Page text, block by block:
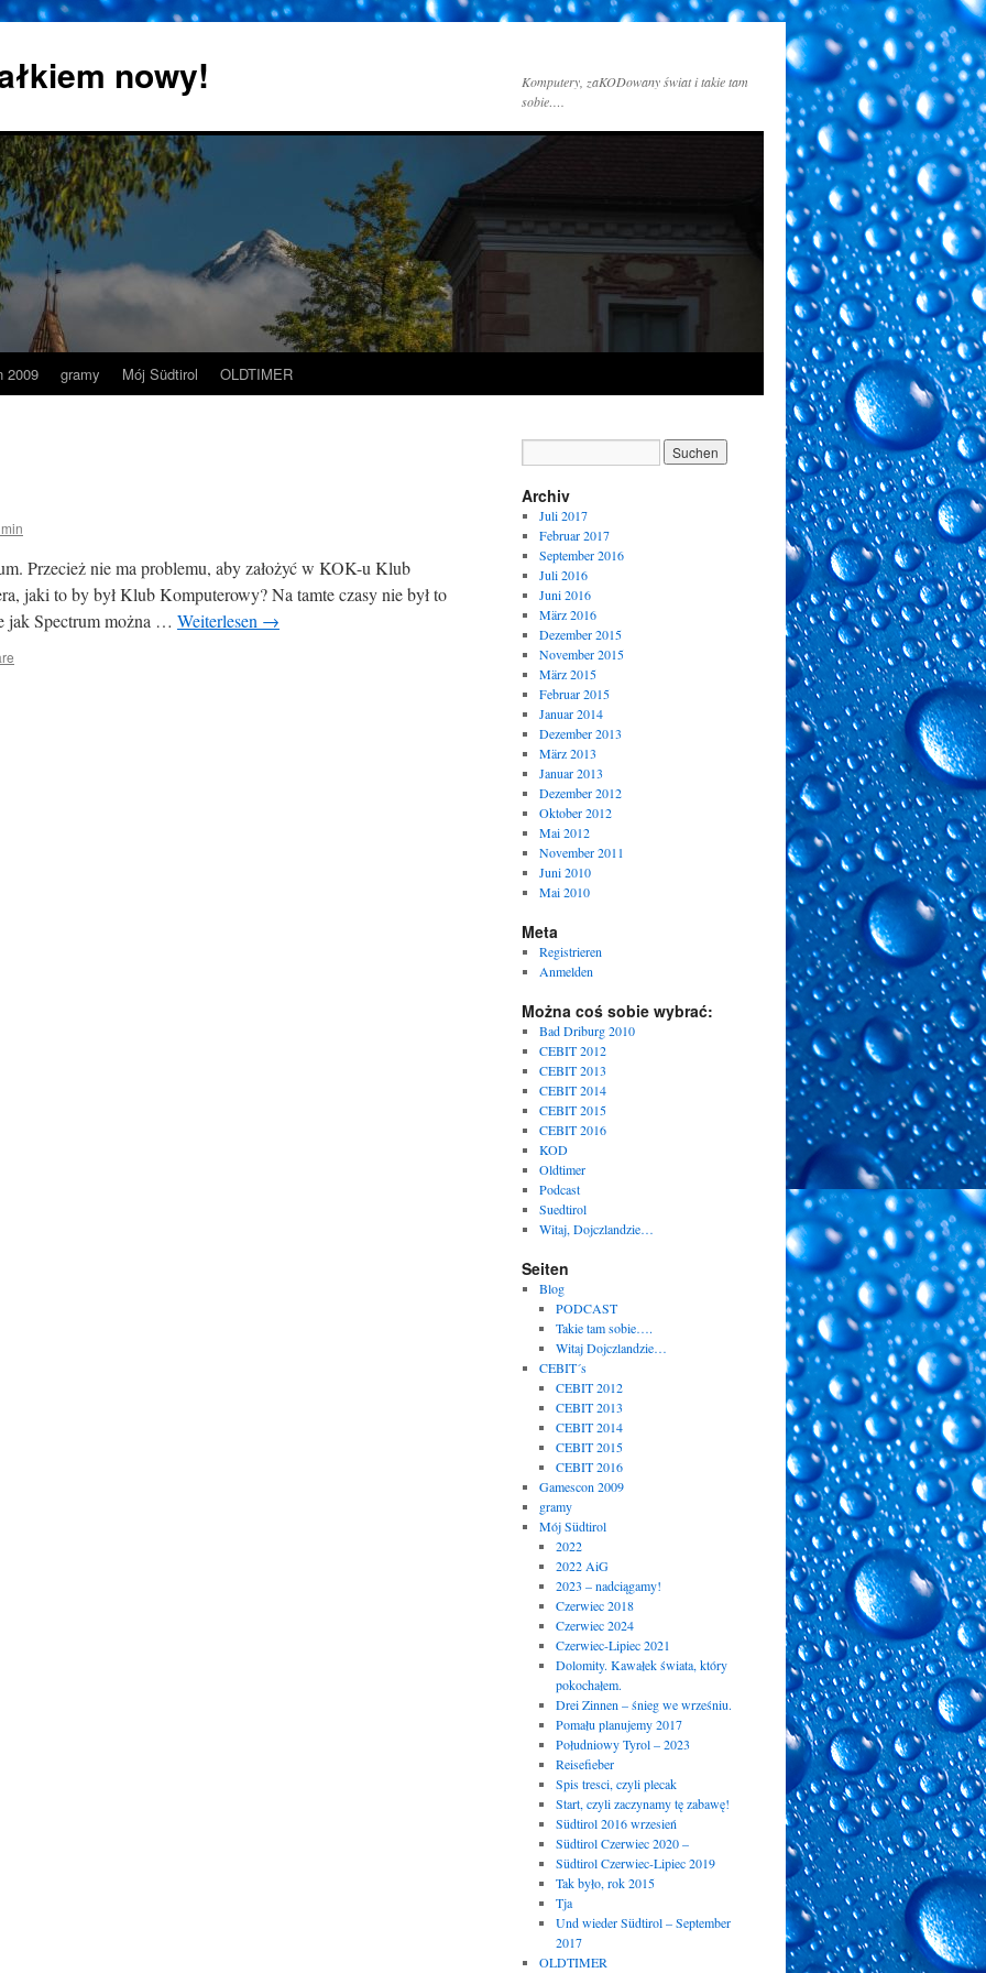
nowy!
Komputery, zaKODowany świat i takie tam
sobie….
2009 gramy Mój Südtirol OLDTIMER
Przecież nie ma problemu, aby założyć w KOK-u Klub
jaki to by był Klub Komputerowy? Na tamte czasy nie był to
jak Spectrum można … Weiterlesen →
Archiv
Juli 2017
Februar 2017
September 2016
Juli 2016
Juni 2016
März 2016
Dezember 2015
November 2015
März 2015
Februar 2015
Januar 2014
Dezember 2013
März 2013
Januar 2013
Dezember 2012
Oktober 2012
Mai 2012
November 2011
Juni 2010
Mai 2010
Meta
Registrieren
Anmelden
Można coś sobie wybrać:
Bad Driburg 2010
CEBIT 2012
CEBIT 2013
CEBIT 2014
CEBIT 2015
CEBIT 2016
KOD
Oldtimer
Podcast
Suedtirol
Witaj, Dojczlandzie…
Seiten
Blog
PODCAST
Takie tam sobie….
Witaj Dojczlandzie…
CEBIT´s
CEBIT 2012
CEBIT 2013
CEBIT 2014
CEBIT 2015
CEBIT 2016
Gamescon 2009
gramy
Mój Südtirol
2022
2022 AiG
2023 – nadciągamy!
Czerwiec 2018
Czerwiec 2024
Czerwiec-Lipiec 2021
Dolomity. Kawałek świata, który
pokochałem.
Drei Zinnen – śnieg we wrześniu.
Pomału planujemy 2017
Południowy Tyrol – 2023
Reisefieber
Spis tresci, czyli plecak
Start, czyli zaczynamy tę zabawę!
Südtirol 2016 wrzesień
Südtirol Czerwiec 2020 –
Südtirol Czerwiec-Lipiec 2019
Tak było, rok 2015
Tja
Und wieder Südtirol – September
2017
OLDTIMER